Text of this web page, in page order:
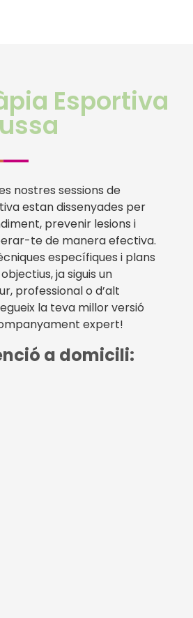
Esportiva
nostres sessions de
estan dissenyades per
prevenir lesions i
te de manera efectiva.
específiques i plans
ja siguis un
professional o d’alt
la teva millor versió
expert!
a domicili: